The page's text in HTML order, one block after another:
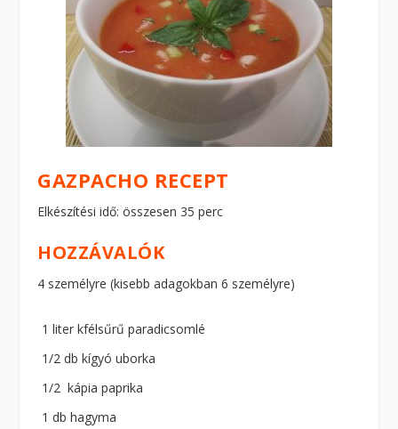
GAZPACHO RECEPT
Elkészítési idő: összesen 35 perc
HOZZÁVALÓK
4 személyre (kisebb adagokban 6 személyre)
1 liter kfélsűrű paradicsomlé
1/2 db kígyó uborka
1/2 kápia paprika
1 db hagyma